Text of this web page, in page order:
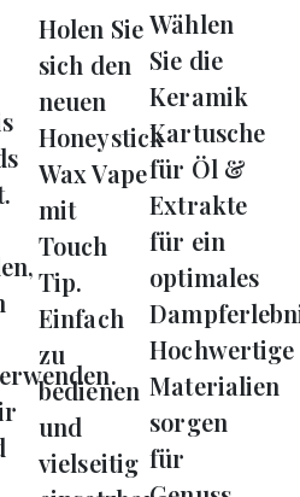
Holen Sie
sich den
neuen
Honeystick
Wax Vape
mit
Touch
Tip.
Einfach
zu
bedienen
und
vielseitig
Wählen
Sie die
Keramik
Kartusche
für Öl &
Extrakte
für ein
optimales
Hochwertige
Materialien
sorgen
für